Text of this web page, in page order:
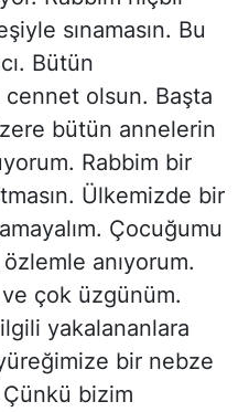
sınamasın. Bu
Bütün
cennet olsun. Başta
bütün annelerin
Rabbim bir
Ülkemizde bir
Çocuğumu
anıyorum.
çok üzgünüm.
yakalananlara
bir nebze
bizim